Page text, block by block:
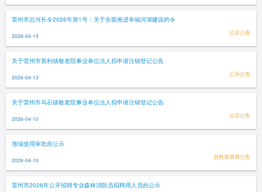
雷州市总河长令2026年第1号：关于全面推进幸福河湖建设的令
2026-04-15 公示公告
关于雷州市英利镇敬老院事业单位法人拟申请注销登记公告
2026-04-13 公示公告
关于雷州市乌石镇敬老院事业单位法人拟申请注销登记公告
2026-04-10 公示公告
海域使用审批前公示
2026-04-10 自然资源局公告
雷州市2026年公开招聘专业森林消防员拟聘用人员的公示